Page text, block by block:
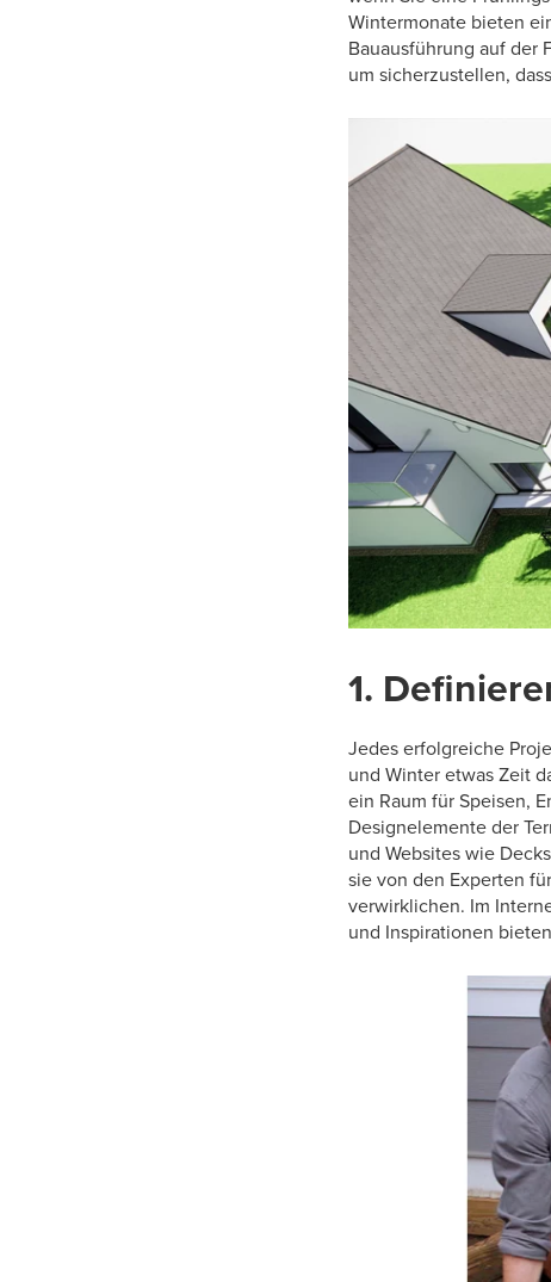
Wintermonate bieten
Bauausführung auf der
um sicherzustellen,
1.
Jedes erfolgreiche
und Winter etwas Zeit
ein Raum für Speisen,
Designelemente der
und Websites wie
sie von den Experten
verwirklichen. Im
und Inspirationen